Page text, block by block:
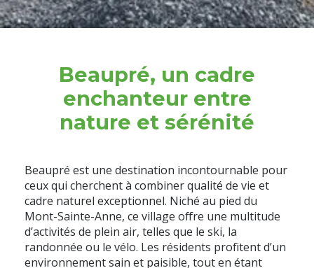
Beaupré, un cadre
enchanteur entre
nature et sérénité
Beaupré est une destination incontournable pour
ceux qui cherchent à combiner qualité de vie et
cadre naturel exceptionnel. Niché au pied du
Mont-Sainte-Anne, ce village offre une multitude
d’activités de plein air, telles que le ski, la
randonnée ou le vélo. Les résidents profitent d’un
environnement sain et paisible, tout en étant